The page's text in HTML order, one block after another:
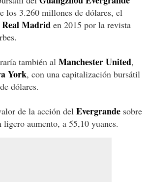
los 3.260 millones de dólares, el
Real Madrid en 2015 por la revista
también al Manchester United,
York, con una capitalización bursátil
dólares.
de la acción del Evergrande sobre
ligero aumento, a 55,10 yuanes.